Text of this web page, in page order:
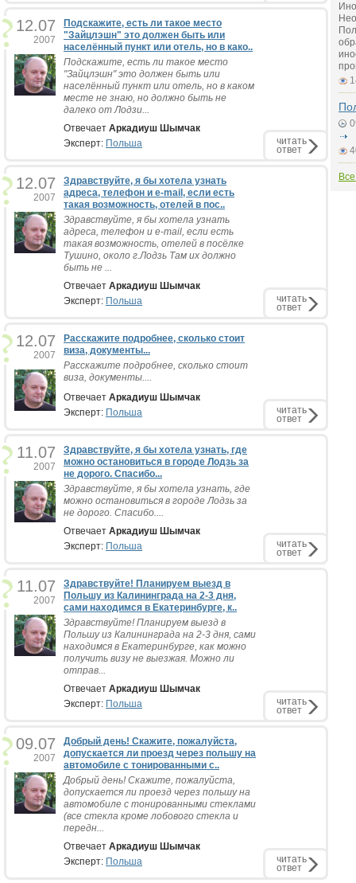
12.07
2007
Подскажите, есть ли такое место
"Зайцлэшн" это должен быть или
населённый пункт или отель, но в како..
Подскажите, есть ли такое место
"Зайцлэшн" это должен быть или
населённый пункт или отель, но в каком
месте не знаю, но должно быть не
далеко от Лодзи...
Отвечает Аркадиуш Шымчак
Эксперт: Польша читать
ответ
12.07
2007
Здравствуйте, я бы хотела узнать
адреса, телефон и e-mail, если есть
такая возможность, отелей в пос..
Здравствуйте, я бы хотела узнать
адреса, телефон и e-mail, если есть
такая возможность, отелей в посёлке
Тушино, около г.Лодзь Там их должно
быть не ...
Отвечает Аркадиуш Шымчак
Эксперт: Польша читать
ответ
12.07
2007
Расскажите подробнее, сколько стоит
виза, документы...
Расскажите подробнее, сколько стоит
виза, документы....
Отвечает Аркадиуш Шымчак
Эксперт: Польша читать
ответ
11.07
2007
Здравствуйте, я бы хотела узнать, где
можно остановиться в городе Лодзь за
не дорого. Спасибо...
Здравствуйте, я бы хотела узнать, где
можно остановиться в городе Лодзь за
не дорого. Спасибо....
Отвечает Аркадиуш Шымчак
Эксперт: Польша читать
ответ
11.07
2007
Здравствуйте! Планируем выезд в
Польшу из Калининграда на 2-3 дня,
сами находимся в Екатеринбурге, к..
Здравствуйте! Планируем выезд в
Польшу из Калининграда на 2-3 дня, сами
находимся в Екатеринбурге, как можно
получить визу не выезжая. Можно ли
отправ...
Отвечает Аркадиуш Шымчак
Эксперт: Польша читать
ответ
09.07
2007
Добрый день! Скажите, пожалуйста,
допускается ли проезд через польшу на
автомобиле с тонированными с..
Добрый день! Скажите, пожалуйста,
допускается ли проезд через польшу на
автомобиле с тонированными стеклами
(все стекла кроме лобового стекла и
передн...
Отвечает Аркадиуш Шымчак
Эксперт: Польша читать
ответ